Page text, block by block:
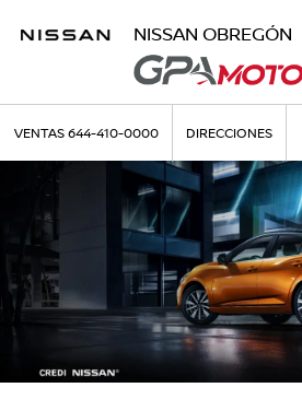
NISSAN OBREGÓN
VENTAS644-410-0000 DIRECCIONES